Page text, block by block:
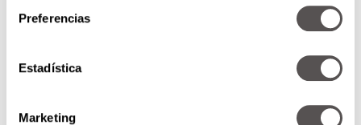
Preferencias
Estadística
Marketing